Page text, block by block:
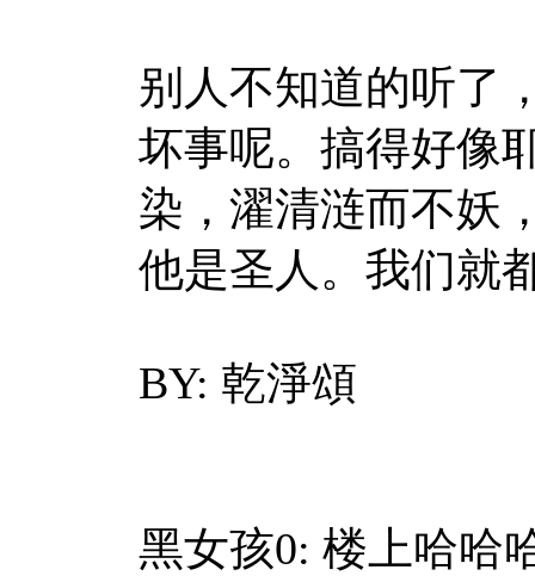
别人不知道的听了
坏事呢。搞得好像
染，濯清涟而不妖
他是圣人。我们就
BY: 乾淨頌
黑女孩0: 楼上哈哈